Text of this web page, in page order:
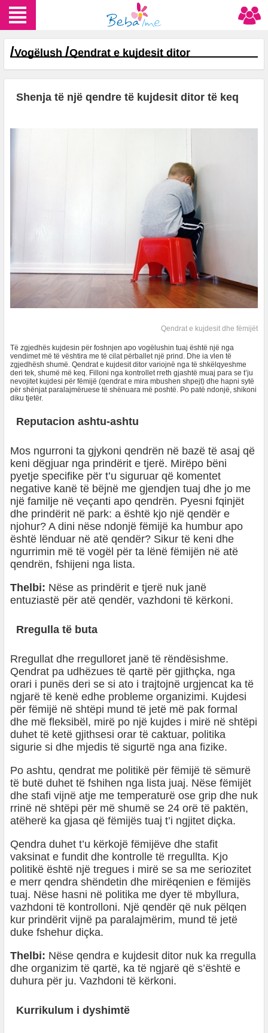
/Vogëlush /Qendrat e kujdesit ditor
Shenja të një qendre të kujdesit ditor të keq
Qendrat e kujdesit dhe fëmijët
Të zgjedhës kujdesin për foshnjen apo vogëlushin tuaj është një nga
vendimet më të vështira me të cilat përballet një prind. Dhe ia vlen të
zgjedhësh shumë. Qendrat e kujdesit ditor variojnë nga të shkëlqyeshme
deri tek, shumë më keq. Filloni nga kontrollet rreth gjashtë muaj para se t’ju
nevojitet kujdesi për fëmijë (qendrat e mira mbushen shpejt) dhe hapni sytë
për shënjat paralajmëruese të shënuara më poshtë. Po patë ndonjë, shikoni
diku tjetër.
Reputacion ashtu-ashtu
Mos ngurroni ta gjykoni qendrën në bazë të asaj që
keni dëgjuar nga prindërit e tjerë. Mirëpo bëni
pyetje specifike për t’u siguruar që komentet
negative kanë të bëjnë me gjendjen tuaj dhe jo me
një familje në veçanti apo qendrën. Pyesni fqinjët
dhe prindërit në park: a është kjo një qendër e
njohur? A dini nëse ndonjë fëmijë ka humbur apo
është lënduar në atë qendër? Sikur të keni dhe
ngurrimin më të vogël për ta lënë fëmijën në atë
qendrën, fshijeni nga lista.
Thelbi: Nëse as prindërit e tjerë nuk janë
entuziastë për atë qendër, vazhdoni të kërkoni.
Rregulla të buta
Rregullat dhe rregulloret janë të rëndësishme.
Qendrat pa udhëzues të qartë për gjithçka, nga
orari i punës deri se si ato i trajtojnë urgjencat ka të
ngjarë të kenë edhe probleme organizimi. Kujdesi
për fëmijë në shtëpi mund të jetë më pak formal
dhe më fleksibël, mirë po një kujdes i mirë në shtëpi
duhet të ketë gjithsesi orar të caktuar, politika
sigurie si dhe mjedis të sigurtë nga ana fizike.
Po ashtu, qendrat me politikë për fëmijë të sëmurë
të butë duhet të fshihen nga lista juaj. Nëse fëmijët
dhe stafi vijnë atje me temperaturë ose grip dhe nuk
rrinë në shtëpi për më shumë se 24 orë të paktën,
atëherë ka gjasa që fëmijës tuaj t’i ngjitet diçka.
Qendra duhet t’u kërkojë fëmijëve dhe stafit
vaksinat e fundit dhe kontrolle të rregullta. Kjo
politikë është një tregues i mirë se sa me seriozitet
e merr qendra shëndetin dhe mirëqenien e fëmijës
tuaj. Nëse hasni në politika me dyer të mbyllura,
vazhdoni të kontrolloni. Një qendër që nuk pëlqen
kur prindërit vijnë pa paralajmërim, mund të jetë
duke fshehur diçka.
Thelbi: Nëse qendra e kujdesit ditor nuk ka rregulla
dhe organizim të qartë, ka të ngjarë që s’është e
duhura për ju. Vazhdoni të kërkoni.
Kurrikulum i dyshimtë